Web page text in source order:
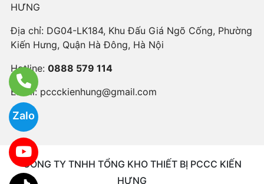
Zalo
HƯNG
Địa chỉ: DG04-LK184, Khu Đấu Giá Ngõ Cống, Phường
Kiến Hưng, Quận Hà Đông, Hà Nội
Hotline: 0888 579 114
Email: pccckienhung@gmail.com
CÔNG TY TNHH TỔNG KHO THIẾT BỊ PCCC KIẾN
HƯNG